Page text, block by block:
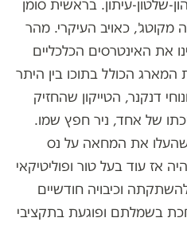
שלטון-עיתון. בראשית סומן
כאויב העיקרי. מהר
את האינטרסים הכלכליים
הכולל בתוכו בין היתר
דנקנר, הטייקון שהחזיק
של אחד, ניר חפץ שמו.
שהעלו את המחאה על נס
אז עוד בעל טור ופוליטיקאי
וכיבויה חודשיים
בשמלתם ופוגעת בתקציבי